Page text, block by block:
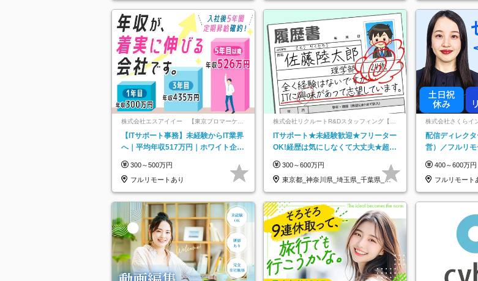
株式会社エスアイイー 【東京プロマーケッ
ト上場】
【ITサポート事務】未経験からIT業界
へ｜平均年収517万円｜ホワイト企業
300～500万円
フルリモートあり
株式会社リクルートR&Dスタッフィング【リ
クルートグループ】
ITサポート★未経験歓迎★フリーター
OK!経歴は気にしなくて大丈夫★超大
300～600万円
東京都_神奈川県_埼玉県_千葉県_大
阪府…
株式会社さくらイ
配信ディレク
営）／フルリ
400～600万円
フルリモート